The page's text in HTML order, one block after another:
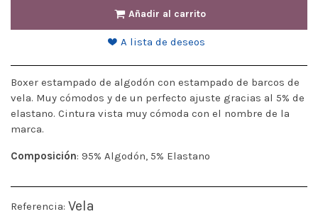
Añadir al carrito
A lista de deseos
Boxer estampado de algodón con estampado de barcos de
vela. Muy cómodos y de un perfecto ajuste gracias al 5% de
elastano. Cintura vista muy cómoda con el nombre de la
marca.
Composición: 95% Algodón, 5% Elastano
Referencia: Vela